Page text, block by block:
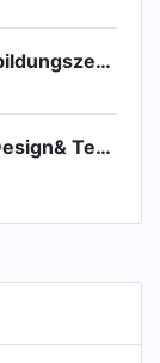
Arcana - Heilpraktikerschule - Ausbildungszentrum in Hamburg
Deutsche Schuhfachschule (DSF) Design& Technik